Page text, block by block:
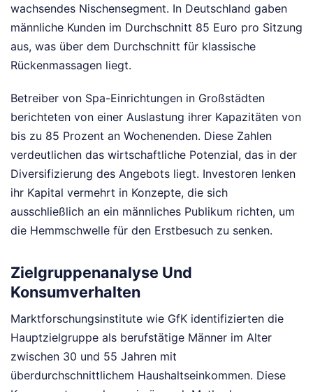
wachsendes Nischensegment. In Deutschland gaben
männliche Kunden im Durchschnitt 85 Euro pro Sitzung
aus, was über dem Durchschnitt für klassische
Rückenmassagen liegt.
Betreiber von Spa-Einrichtungen in Großstädten
berichteten von einer Auslastung ihrer Kapazitäten von
bis zu 85 Prozent an Wochenenden. Diese Zahlen
verdeutlichen das wirtschaftliche Potenzial, das in der
Diversifizierung des Angebots liegt. Investoren lenken
ihr Kapital vermehrt in Konzepte, die sich
ausschließlich an ein männliches Publikum richten, um
die Hemmschwelle für den Erstbesuch zu senken.
Zielgruppenanalyse Und
Konsumverhalten
Marktforschungsinstitute wie GfK identifizierten die
Hauptzielgruppe als berufstätige Männer im Alter
zwischen 30 und 55 Jahren mit
überdurchschnittlichem Haushaltseinkommen. Diese